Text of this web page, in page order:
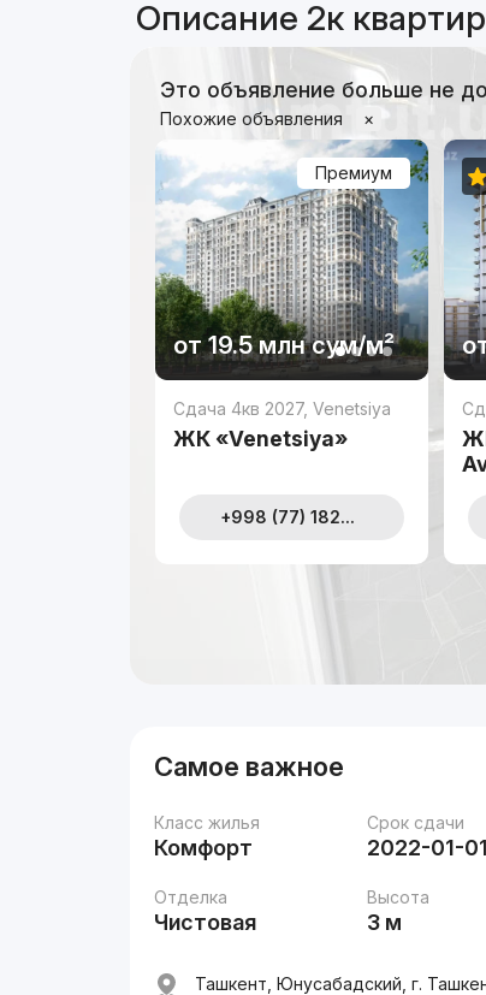
Описание 2к
Это объявление больше не
Похожие объявления ×
Премиум
от19.5 млн сум/м²
Сдача 4кв 2027,Venetsiya
ЖК «Venetsiya»
+998 (77) 182...
Самое важное
Класс жилья
Комфорт
Срок сдачи
2022-01-01
Отделка
Чистовая
Высота
3 м
Ташкент, Юнусабадский, г.